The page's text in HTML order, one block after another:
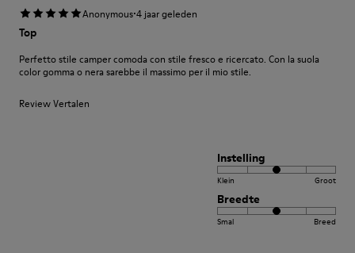
Anonymous·4 jaar geleden
Top
Perfetto stile camper comoda con stile fresco e ricercato. Con la suola
color gomma o nera sarebbe il massimo per il mio stile.
Review Vertalen
Instelling
Klein Groot
Breedte
Smal Breed